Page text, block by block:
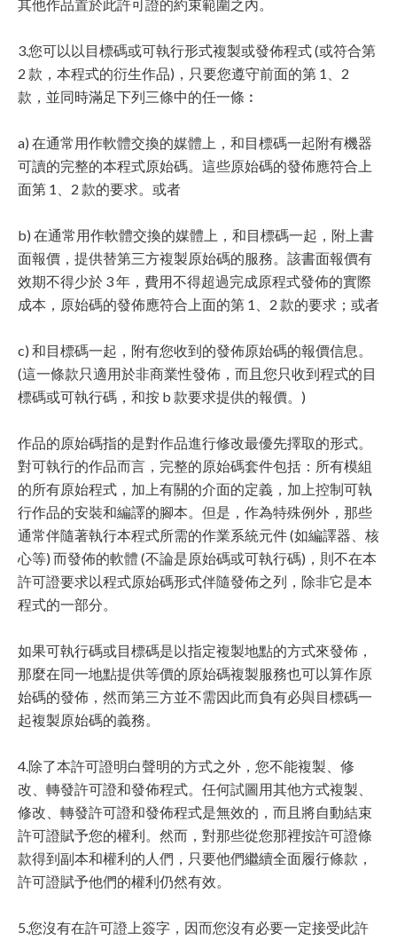
其他作品置於此許可證的約束範圍之內。
3.您可以以目標碼或可執行形式複製或發佈程式 (或符合第
2 款，本程式的衍生作品)，只要您遵守前面的第 1、2
款，並同時滿足下列三條中的任一條︰
a) 在通常用作軟體交換的媒體上，和目標碼一起附有機器
可讀的完整的本程式原始碼。這些原始碼的發佈應符合上
面第 1、2 款的要求。或者
b) 在通常用作軟體交換的媒體上，和目標碼一起，附上書
面報價，提供替第三方複製原始碼的服務。該書面報價有
效期不得少於 3 年，費用不得超過完成原程式發佈的實際
成本，原始碼的發佈應符合上面的第 1、2 款的要求；或者
c) 和目標碼一起，附有您收到的發佈原始碼的報價信息。
(這一條款只適用於非商業性發佈，而且您只收到程式的目
標碼或可執行碼，和按 b 款要求提供的報價。)
作品的原始碼指的是對作品進行修改最優先擇取的形式。
對可執行的作品而言，完整的原始碼套件包括：所有模組
的所有原始程式，加上有關的介面的定義，加上控制可執
行作品的安裝和編譯的腳本。但是，作為特殊例外，那些
通常伴隨著執行本程式所需的作業系統元件 (如編譯器、核
心等) 而發佈的軟體 (不論是原始碼或可執行碼)，則不在本
許可證要求以程式原始碼形式伴隨發佈之列，除非它是本
程式的一部分。
如果可執行碼或目標碼是以指定複製地點的方式來發佈，
那麼在同一地點提供等價的原始碼複製服務也可以算作原
始碼的發佈，然而第三方並不需因此而負有必與目標碼一
起複製原始碼的義務。
4.除了本許可證明白聲明的方式之外，您不能複製、修
改、轉發許可證和發佈程式。任何試圖用其他方式複製、
修改、轉發許可證和發佈程式是無效的，而且將自動結束
許可證賦予您的權利。然而，對那些從您那裡按許可證條
款得到副本和權利的人們，只要他們繼續全面履行條款，
許可證賦予他們的權利仍然有效。
5.您沒有在許可證上簽字，因而您沒有必要一定接受此許